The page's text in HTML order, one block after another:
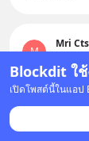
Blockdit ใ
เปิดโพสต์นี้ในแอป
M
Mri
31